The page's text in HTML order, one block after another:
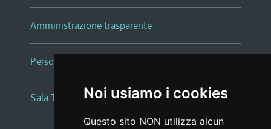
Noi usiamo i cookies
Questo sito NON utilizza alcun
Amministrazione trasparente
Persone e Uffici
Sala Tiziano Tessitori